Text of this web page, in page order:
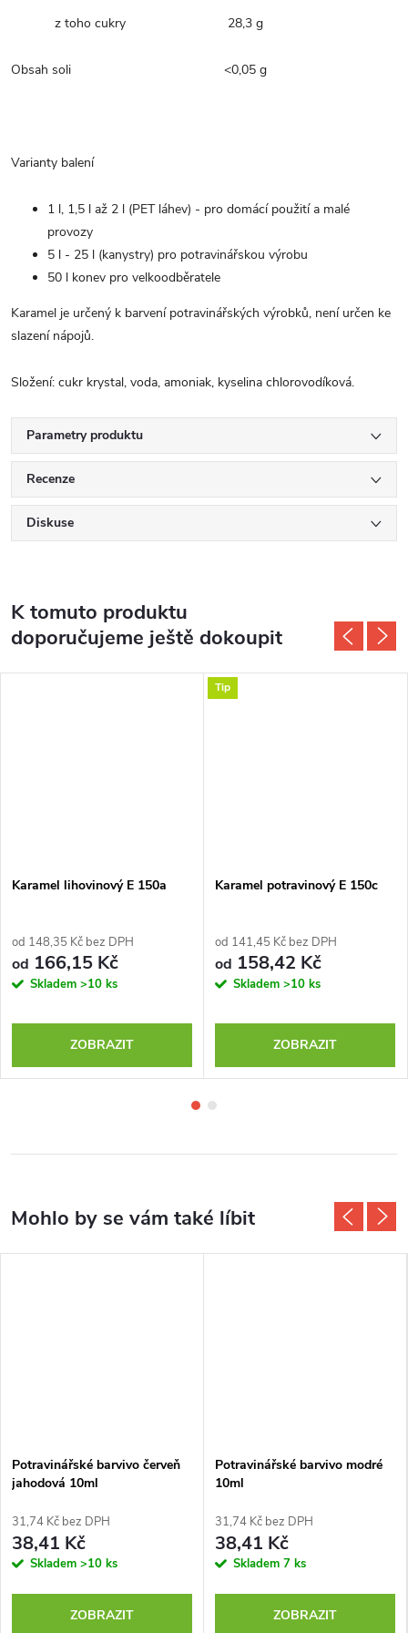
z toho cukry 28,3 g
Obsah soli <0,05 g
Varianty balení
1 l, 1,5 l až 2 l (PET láhev) - pro domácí použití a malé
provozy
5 l - 25 l (kanystry) pro potravinářskou výrobu
50 l konev pro velkoodběratele
Karamel je určený k barvení potravinářských výrobků, není určen ke
slazení nápojů.
Složení: cukr krystal, voda, amoniak, kyselina chlorovodíková.
Parametry produktu
Recenze
Diskuse
K tomuto produktu
doporučujeme ještě dokoupit
Karamel lihovinový E 150a
od 148,35 Kč bez DPH
od 166,15 Kč
Skladem >10 ks
ZOBRAZIT
Tip
Karamel potravinový E 150c
od 141,45 Kč bez DPH
od 158,42 Kč
Skladem >10 ks
ZOBRAZIT
Potravinářské barvivo červeň
jahodová 10ml
31,74 Kč bez DPH
38,41 Kč
Skladem >10 ks
ZOBRAZIT
Potravinářské barvivo modré
10ml
31,74 Kč bez DPH
38,41 Kč
Skladem 7 ks
ZOBRAZIT